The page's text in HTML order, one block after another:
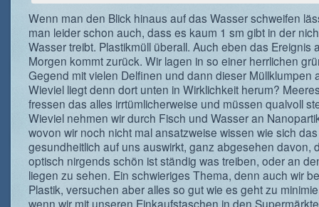
Wenn man den Blick hinaus auf das Wasser schweifen
man leider schon auch, dass es kaum 1 sm gibt in der
Wasser treibt. Plastikmüll überall. Auch eben das Ereignis
Morgen kommt zurück. Wir lagen in so einer herrlichen
Gegend mit vielen Delfinen und dann dieser Müllklumpen
Wieviel liegt denn dort unten in Wirklichkeit herum?
fressen das alles irrtümlicherweise und müssen qualvoll
Wieviel nehmen wir durch Fisch und Wasser an
wovon wir noch nicht mal ansatzweise wissen wie sich das
gesundheitlich auf uns auswirkt, ganz abgesehen davon,
optisch nirgends schön ist ständig was treiben, oder an
liegen zu sehen. Ein schwieriges Thema, denn auch wir
Plastik, versuchen aber alles so gut wie es geht zu
wenn wir mit unseren Einkaufstaschen in den